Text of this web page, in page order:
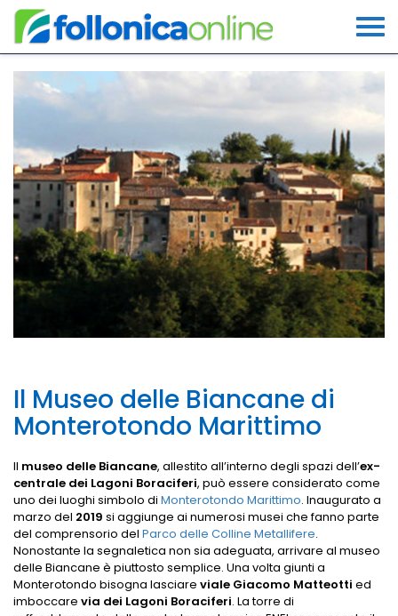
Il Museo delle Biancane di
Monterotondo Marittimo
Il museo delle Biancane, allestito all’interno degli spazi dell’ex-
centrale dei Lagoni Boraciferi, può essere considerato come
uno dei luoghi simbolo di Monterotondo Marittimo. Inaugurato a
marzo del 2019 si aggiunge ai numerosi musei che fanno parte
del comprensorio del Parco delle Colline Metallifere.
Nonostante la segnaletica non sia adeguata, arrivare al museo
delle Biancane è piuttosto semplice. Una volta giunti a
Monterotondo bisogna lasciare viale Giacomo Matteotti ed
imboccare via dei Lagoni Boraciferi. La torre di